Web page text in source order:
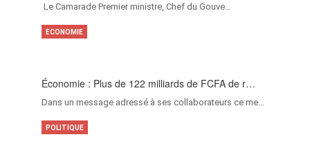
‎Le Camarade Premier ministre, Chef du Gouve…
Économie : Plus de 122 milliards de FCFA de r…
Dans un message adressé à ses collaborateurs ce me…
ECONOMIE
POLITIQUE